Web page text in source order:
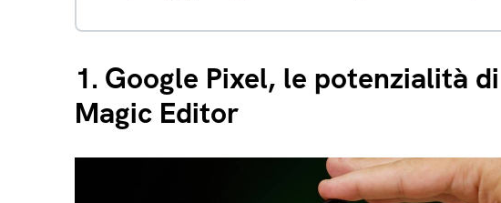
1. Google Pixel, le potenzialità
Magic Editor